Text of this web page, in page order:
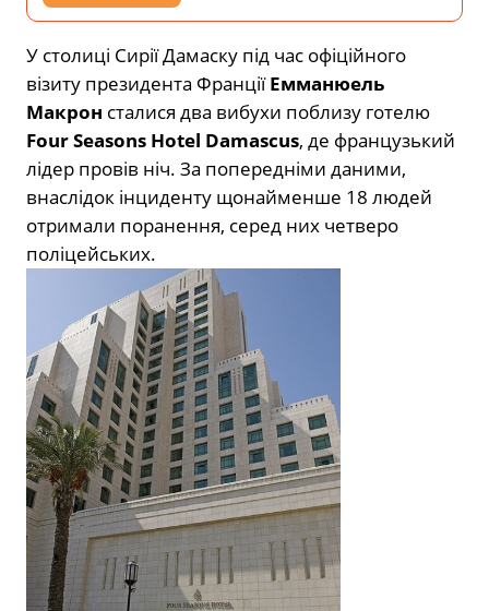
У столиці Сирії Дамаску під час офіційного
візиту президента ФранціїЕмманюель
Макрон сталися два вибухи поблизу готелю
Four Seasons Hotel Damascus, де французький
лідер провів ніч. За попередніми даними,
внаслідок інциденту щонайменше 18 людей
отримали поранення, серед них четверо
поліцейських.